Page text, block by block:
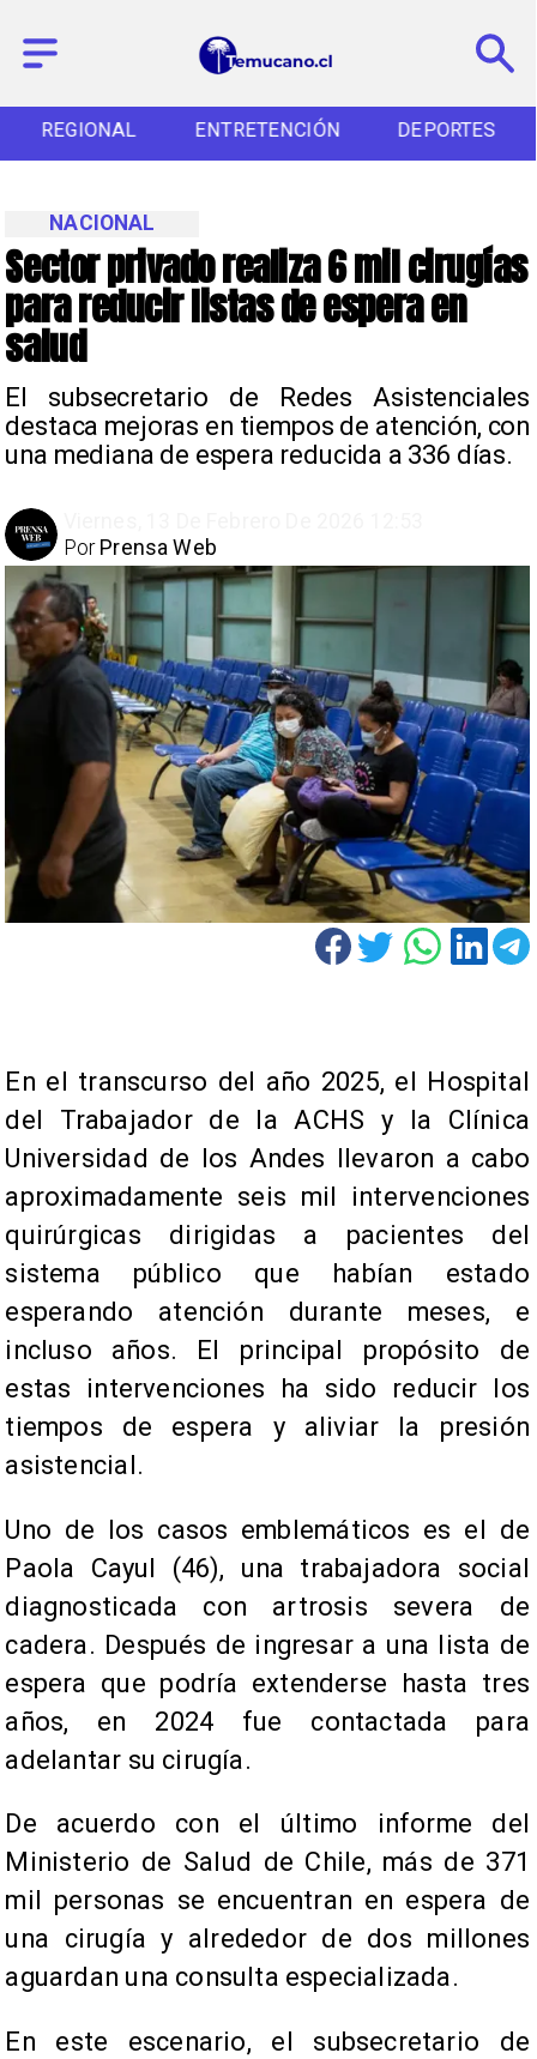
REGIONAL ENTRETENCIÓN DEPORTES
Sector privado realiza 6 mil cirugías
para reducir listas de espera en
salud
El subsecretario de Redes Asistenciales
destaca mejoras en tiempos de atención, con
una mediana de espera reducida a 336 días.
NACIONAL
Prensa Web
Por
En el transcurso del año 2025, el Hospital
del Trabajador de la ACHS y la Clínica
Universidad de los Andes llevaron a cabo
aproximadamente seis mil intervenciones
quirúrgicas dirigidas a pacientes del
sistema público que habían estado
esperando atención durante meses, e
incluso años. El principal propósito de
estas intervenciones ha sido reducir los
tiempos de espera y aliviar la presión
asistencial.
Uno de los casos emblemáticos es el de
Paola Cayul (46), una trabajadora social
diagnosticada con artrosis severa de
cadera. Después de ingresar a una lista de
espera que podría extenderse hasta tres
años, en 2024 fue contactada para
adelantar su cirugía.
De acuerdo con el último informe del
Ministerio de Salud de Chile, más de 371
mil personas se encuentran en espera de
una cirugía y alrededor de dos millones
aguardan una consulta especializada.
En este escenario, el subsecretario de